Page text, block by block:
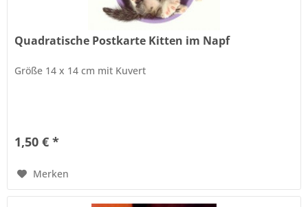
Quadratische Postkarte Kitten im Napf
Größe 14 x 14 cm mit Kuvert
1,50 € *
Merken